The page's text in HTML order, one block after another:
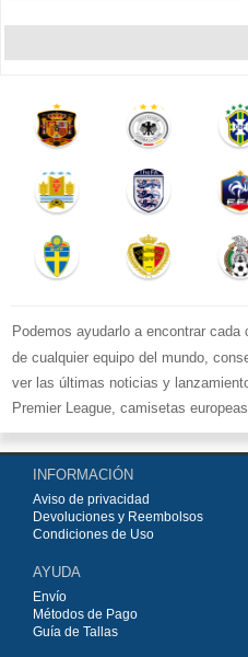
Podemos ayudarlo a encontrar cada
de cualquier equipo del mundo,
ver las últimas noticias y
Premier League, camisetas
fútbol y kits.
Comprecamisetas de fútbol
más grande de Europa. ¡Grandes
de fútbol, ​​kits europeos e
Compre nuestra gran selección de
INFORMACIÓN
Aviso de privacidad
Devoluciones y Reembolsos
Condiciones de Uso
AYUDA
Envío
Métodos de Pago
Guía de Tallas